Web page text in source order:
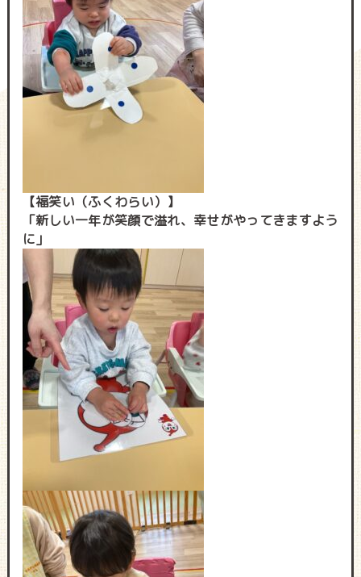
【福笑い（ふくわらい）】
「新しい一年が笑顔で溢れ、幸せがやってきますよう
に」